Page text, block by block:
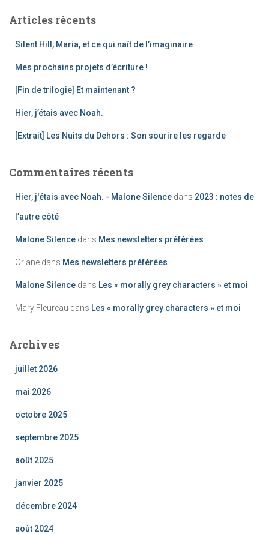
eArticles récents
Silent Hill, Maria, et ce qui naît de l’imaginaire
Mes prochains projets d’écriture !
[Fin de trilogie] Et maintenant ?
Hier, j’étais avec Noah.
[Extrait] Les Nuits du Dehors : Son sourire les regarde
Commentaires récents
Hier, j'étais avec Noah. - Malone Silence dans 2023 : notes de
l’autre côté
Malone Silence dans Mes newsletters préférées
Oriane dans Mes newsletters préférées
Malone Silence dans Les « morally grey characters » et moi
Mary Fleureau dans Les « morally grey characters » et moi
Archives
juillet 2026
mai 2026
octobre 2025
septembre 2025
août 2025
janvier 2025
décembre 2024
août 2024